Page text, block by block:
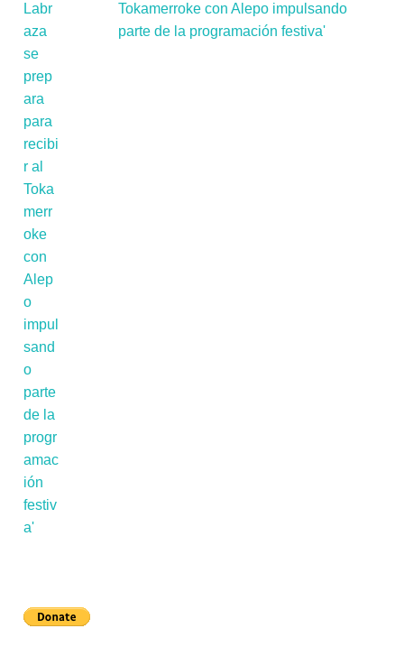
Tokamerroke con Alepo impulsando
parte de la programación festiva'